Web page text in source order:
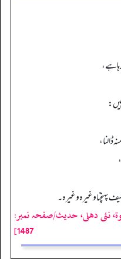
ہے،
وغیرہ وغیرہ۔
نئى دهلى، حدیث/صفحہ نمبر:
1487]